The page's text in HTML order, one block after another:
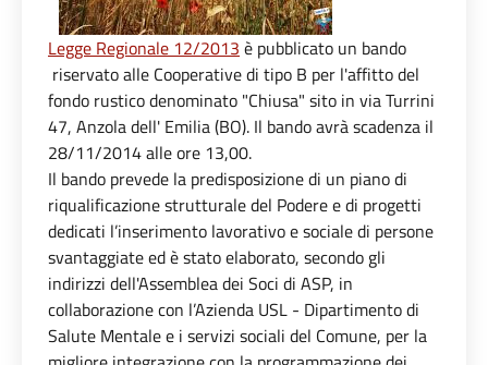
Legge Regionale 12/2013 è pubblicato un bando
riservato alle Cooperative di tipo B per l'affitto del
fondo rustico denominato "Chiusa" sito in via Turrini
47, Anzola dell' Emilia (BO). Il bando avrà scadenza il
28/11/2014 alle ore 13,00.
Il bando prevede la predisposizione di un piano di
riqualificazione strutturale del Podere e di progetti
dedicati l’inserimento lavorativo e sociale di persone
svantaggiate ed è stato elaborato, secondo gli
indirizzi dell'Assemblea dei Soci di ASP, in
collaborazione con l’Azienda USL - Dipartimento di
Salute Mentale e i servizi sociali del Comune, per la